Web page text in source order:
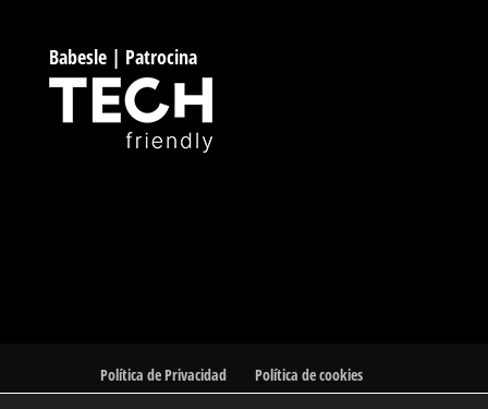
Babesle | Patrocina
Política de Privacidad Política de cookies